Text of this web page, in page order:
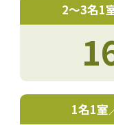
2〜3名1
1名1室